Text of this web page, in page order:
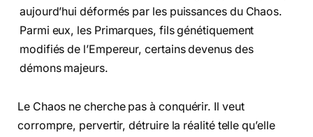
aujourd’hui déformés par les puissances du Chaos.
Parmi eux, les Primarques, fils génétiquement
modifiés de l’Empereur, certains devenus des
démons majeurs.
Le Chaos ne cherche pas à conquérir. Il veut
corrompre, pervertir, détruire la réalité telle qu’elle